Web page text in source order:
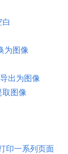
白
为图像
出为图像
取图像
印一系列页面